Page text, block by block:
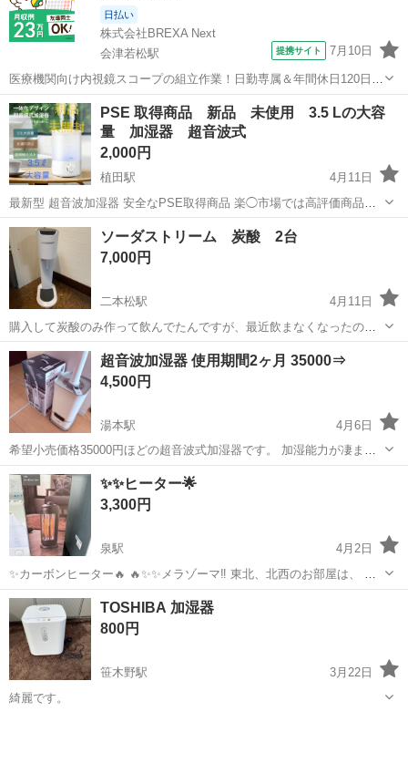
日払い
株式会社BREXA Next
会津若松駅
提携サイト 7月10日
医療機関向け内視鏡スコープの組立作業！日勤専属＆年間休日120日
★◎20代～40代の男女活躍中！送迎あり！マイカー通勤OK◎無料駐車
場あり★日払いあり◎空調完備で快適作業！《福島県会津若松市》 人
気の工場のお仕事 ◇医療機...
福島 会津若松市 会津若松駅 その他
PSE 取得商品 新品 未使用 3.5 Lの大容
量 加湿器 超音波式
2,000円
植田駅
4月11日
最新型 超音波加湿器 安全なPSE取得商品 楽◯市場では高評価商品で
あり、 同サイト最安値価格¥5334円 商品は一点限りであり、他サイ
トでも販売しております。売り切れたら出品取り下げますのでいいね
頂いた方すみません...
福島 いわき市 植田駅 季節、空調家電
ソーダストリーム 炭酸 2台
7,000円
二本松駅
4月11日
購入して炭酸のみ作って飲んでたんですが、最近飲まなくなったので
欲しかった人に 2台セットの値段です。 一台が良い場合はコメントお
願いします。
福島 二本松市 二本松駅 季節、空調家電
ソーダストリーム
超音波加湿器 使用期間2ヶ月 35000⇒
4,500円
湯本駅
4月6日
希望小売価格35000円ほどの超音波式加湿器です。 加湿能力が凄まじ
かったです。 広い空間やすぐに加湿したい時も早く加湿できタンク容
量も14Lあるので給水の手間がかかりません。上部から直接給水できる
のも🙆‍♂️ 取引可能...
福島 いわき市 湯本駅 季節、空調家電
✨✨ヒーター🌟
3,300円
泉駅
4月2日
✨カーボンヒーター🔥 🔥✨✨メラゾーマ‼️ 東北、北西のお部屋は、 秋
🍂冬🪾春☘️ めちゃくちゃ寒いですし、 夏は乾燥の為に使ってくださ
い。 そっ、湿気対策＆部屋干しに💖
福島 いわき市 季節、空調家電
TOSHIBA 加湿器
800円
笹木野駅
3月22日
綺麗です。